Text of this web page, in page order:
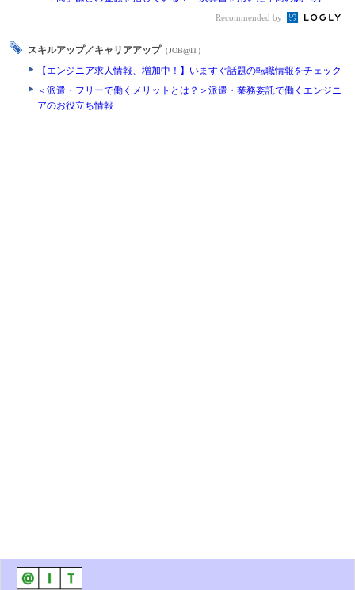
Recommended by
スキルアップ／キャリアアップ （JOB@IT）
【エンジニア求人情報、増加中！】いますぐ話題の転職情報をチェック
＜派遣・フリーで働くメリットとは？＞派遣・業務委託で働くエンジニ
アのお役立ち情報